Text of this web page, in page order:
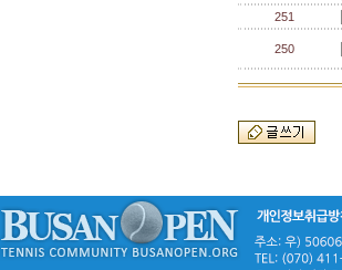
251
250